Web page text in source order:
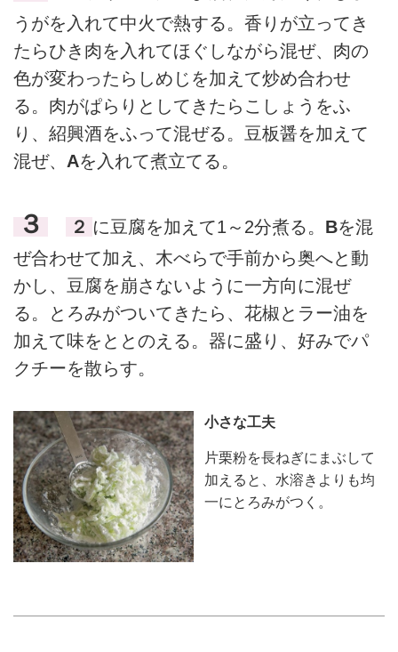
うがを入れて中火で熱する。香りが立ってき
たらひき肉を入れてほぐしながら混ぜ、肉の
色が変わったらしめじを加えて炒め合わせ
る。肉がぱらりとしてきたらこしょうをふ
り、紹興酒をふって混ぜる。豆板醤を加えて
混ぜ、 Aを入れて煮立てる。
３ ２ に豆腐を加えて1～2分煮る。 Bを混
ぜ合わせて加え、木べらで手前から奥へと動
かし、豆腐を崩さないように一方向に混ぜ
る。とろみがついてきたら、花椒とラー油を
加えて味をととのえる。器に盛り、好みでパ
クチーを散らす。
小さな工夫
片栗粉を長ねぎにまぶして
加えると、水溶きよりも均
一にとろみがつく。